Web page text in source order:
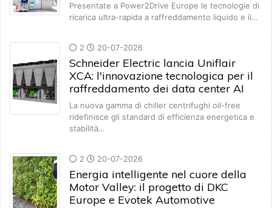
Presentate a Power2Drive Europe le tecnologie di
ricarica ultra-rapida a raffreddamento liquido e il…
2 20-07-2026
Schneider Electric lancia Uniflair
XCA: l'innovazione tecnologica per il
raffreddamento dei data center AI
La nuova gamma di chiller centrifughi oil-free
ridefinisce gli standard di efficienza energetica e
stabilità…
2 20-07-2026
Energia intelligente nel cuore della
Motor Valley: il progetto di DKC
Europe e Evotek Automotive